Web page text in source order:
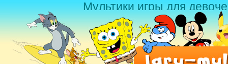
Мультики игры для